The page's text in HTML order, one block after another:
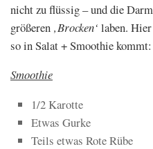
nicht zu flüssig – und die
größeren ‚Brocken‘ laben.
so in Salat + Smoothie kommt:
Smoothie
1/2 Karotte
Etwas Gurke
Teils etwas Rote Rübe